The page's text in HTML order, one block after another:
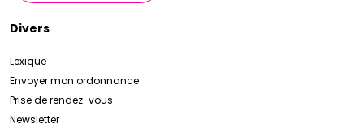
Divers
Lexique
Envoyer mon ordonnance
Prise de rendez-vous
Newsletter